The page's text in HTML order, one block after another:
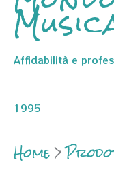
Affidabilità e
1995
Home